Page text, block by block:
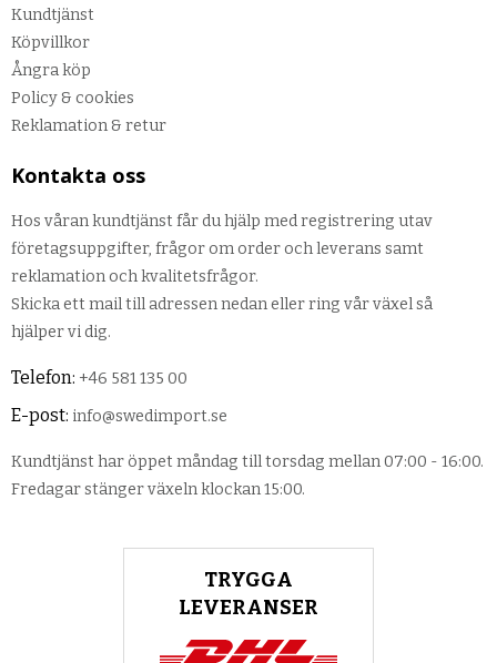
Kundtjänst
Köpvillkor
Ångra köp
Policy & cookies
Reklamation & retur
Kontakta oss
Hos våran kundtjänst får du hjälp med registrering utav
företagsuppgifter, frågor om order och leverans samt
reklamation och kvalitetsfrågor.
Skicka ett mail till adressen nedan eller ring vår växel så
hjälper vi dig.
Telefon: +46 581 135 00
E-post: info@swedimport.se
Kundtjänst har öppet måndag till torsdag mellan 07:00 - 16:00.
Fredagar stänger växeln klockan 15:00.
TRYGGA
LEVERANSER